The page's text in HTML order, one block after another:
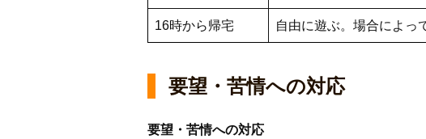
16時から帰宅 自由に遊ぶ。場合によっ
要望・苦情への対応
要望・苦情への対応